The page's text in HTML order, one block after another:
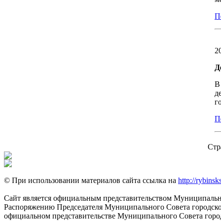
В
© При использовании материалов сайта ссылка на http://
Сайт является официальным представительством
Распоряжению Председателя Муниципального Совета
официальном представительстве Муниципального Совета